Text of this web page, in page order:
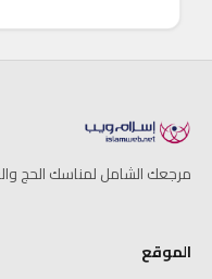
مرجعك الشامل لمناسك الحج
الموقع